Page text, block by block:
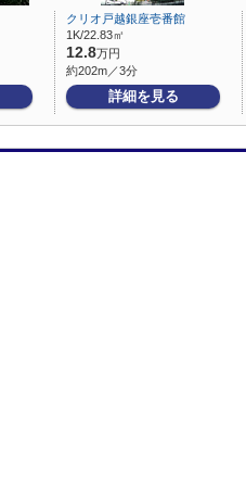
クリオ戸越銀座壱番館
1K/22.83㎡
12.8万円
約202m／3分
詳細を見る